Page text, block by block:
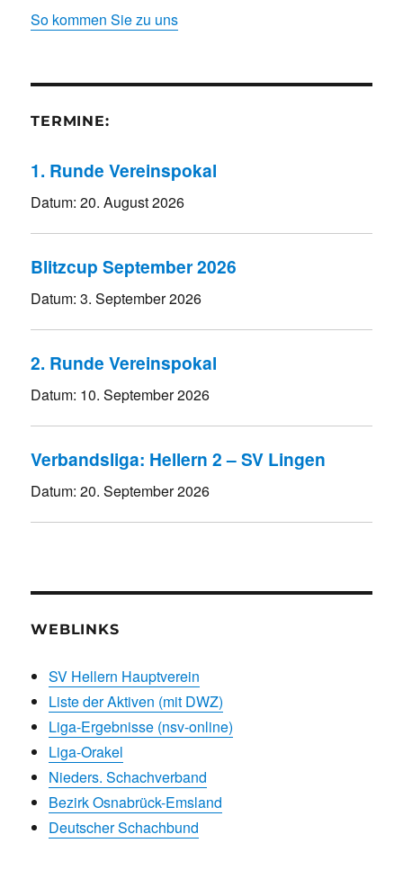
So kommen Sie zu uns
TERMINE:
1. Runde Vereinspokal
Datum:20. August 2026
Blitzcup September 2026
Datum:3. September 2026
2. Runde Vereinspokal
Datum: 10. September 2026
Verbandsliga: Hellern 2 – SV Lingen
Datum:20. September 2026
WEBLINKS
SV Hellern Hauptverein
Liste der Aktiven (mit DWZ)
Liga-Ergebnisse (nsv-online)
Liga-Orakel
Nieders. Schachverband
Bezirk Osnabrück-Emsland
Deutscher Schachbund